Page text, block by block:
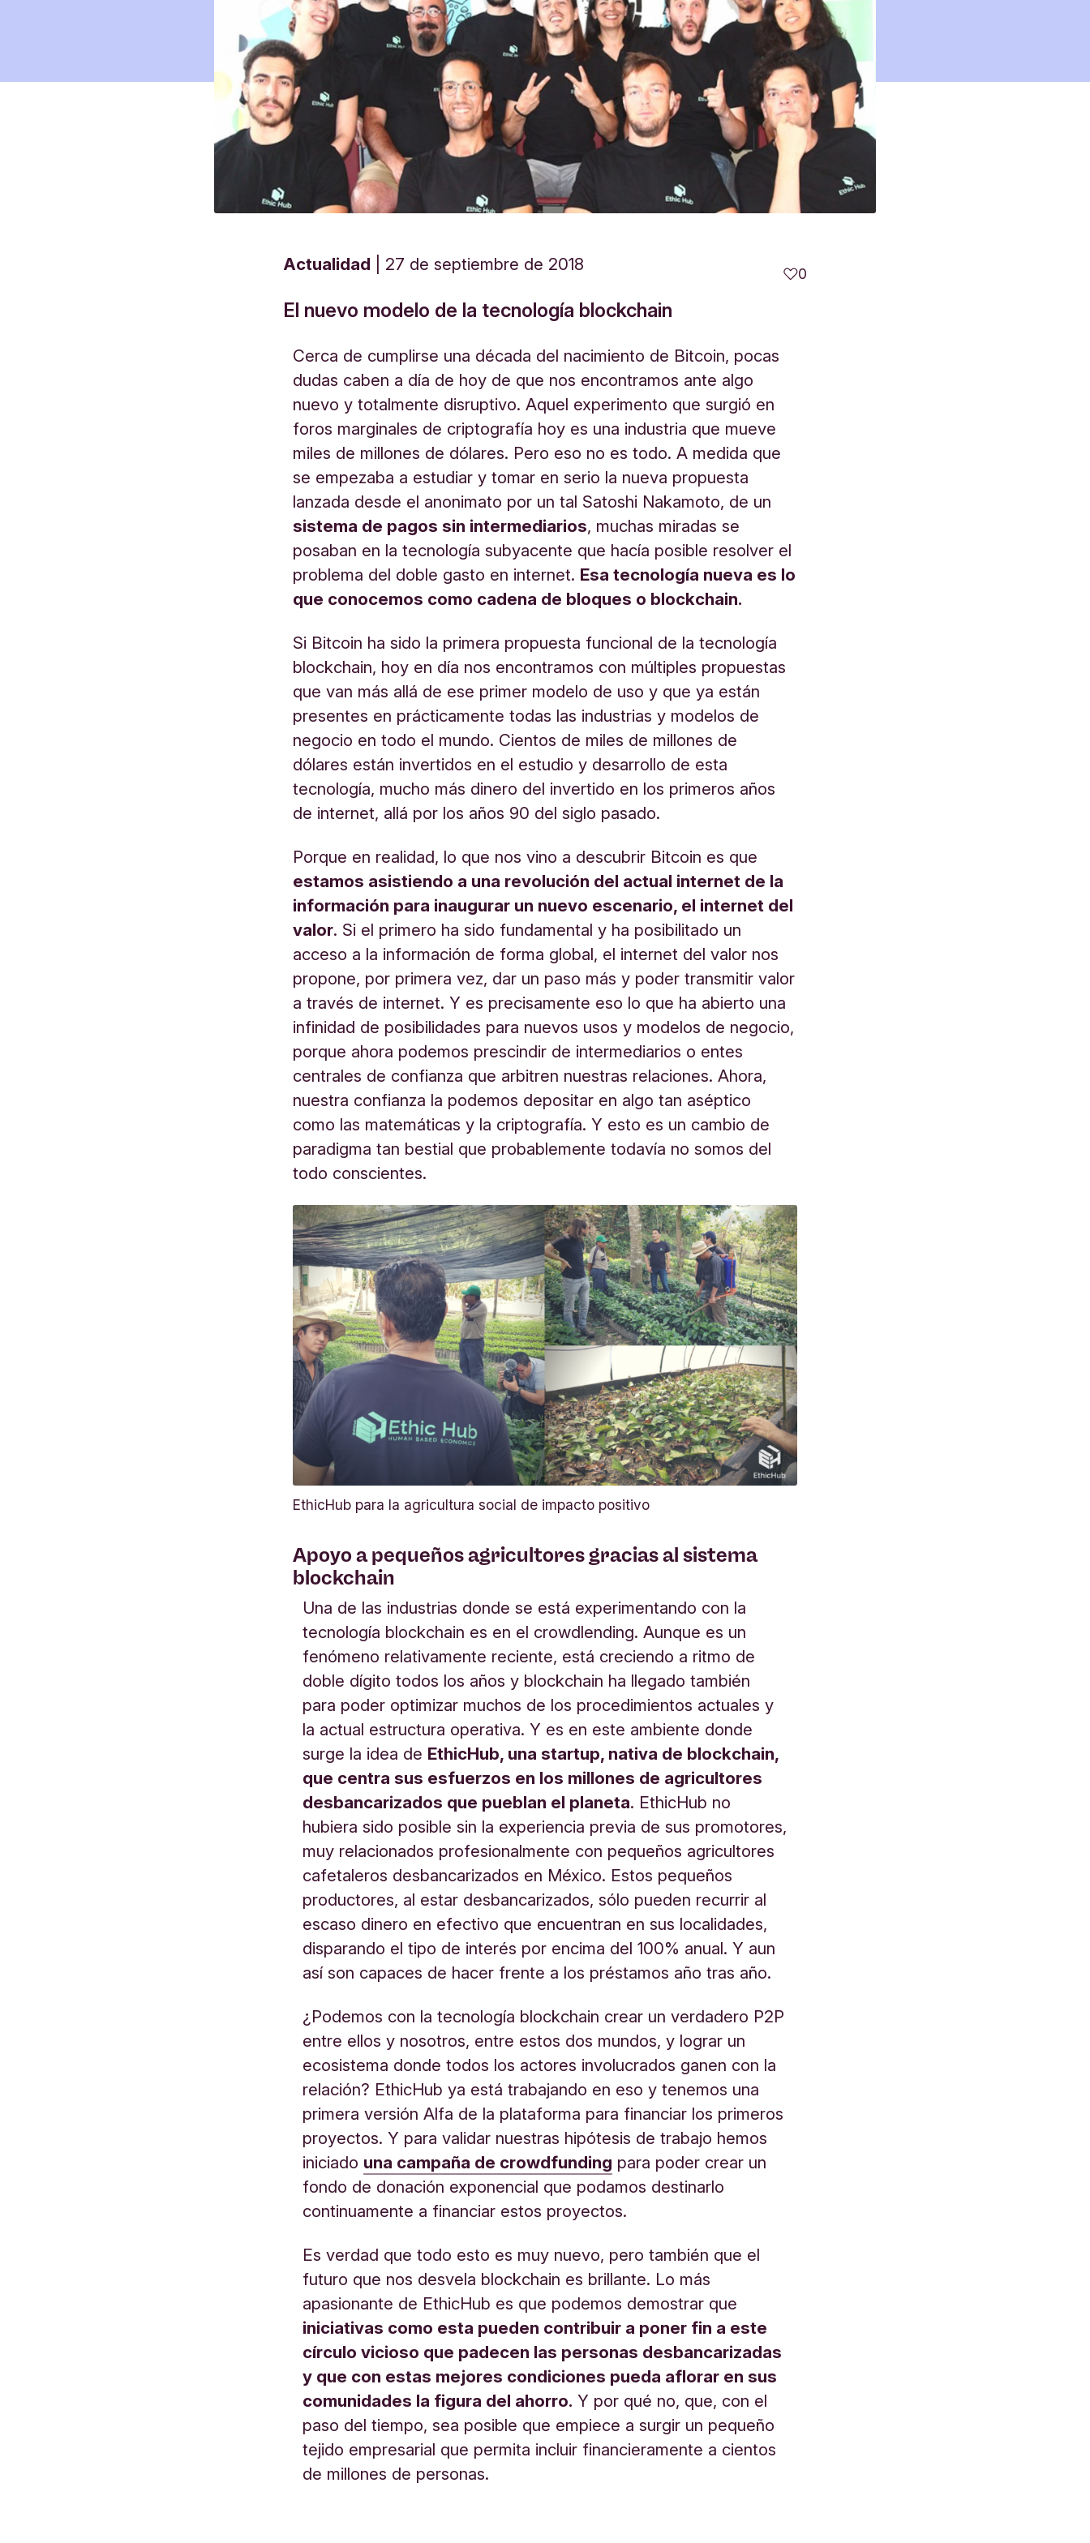
Actualidad 27 de septiembre de 2018 0
El nuevo modelo de la tecnología blockchain
Cerca de cumplirse una década del nacimiento de Bitcoin, pocas
dudas caben a día de hoy de que nos encontramos ante algo
nuevo y totalmente disruptivo. Aquel experimento que surgió en
foros marginales de criptografía hoy es una industria que mueve
miles de millones de dólares. Pero eso no es todo. A medida que
se empezaba a estudiar y tomar en serio la nueva propuesta
lanzada desde el anonimato por un tal Satoshi Nakamoto, de un
sistema de pagos sin intermediarios, muchas miradas se
posaban en la tecnología subyacente que hacía posible resolver el
problema del doble gasto en internet. Esa tecnología nueva es lo
que conocemos como cadena de bloques o blockchain.
Si Bitcoin ha sido la primera propuesta funcional de la tecnología
blockchain, hoy en día nos encontramos con múltiples propuestas
que van más allá de ese primer modelo de uso y que ya están
presentes en prácticamente todas las industrias y modelos de
negocio en todo el mundo. Cientos de miles de millones de
dólares están invertidos en el estudio y desarrollo de esta
tecnología, mucho más dinero del invertido en los primeros años
de internet, allá por los años 90 del siglo pasado.
Porque en realidad, lo que nos vino a descubrir Bitcoin es que
estamos asistiendo a una revolución del actual internet de la
información para inaugurar un nuevo escenario, el internet del
valor. Si el primero ha sido fundamental y ha posibilitado un
acceso a la información de forma global, el internet del valor nos
propone, por primera vez, dar un paso más y poder transmitir valor
a través de internet. Y es precisamente eso lo que ha abierto una
infinidad de posibilidades para nuevos usos y modelos de negocio,
porque ahora podemos prescindir de intermediarios o entes
centrales de confianza que arbitren nuestras relaciones. Ahora,
nuestra confianza la podemos depositar en algo tan aséptico
como las matemáticas y la criptografía. Y esto es un cambio de
paradigma tan bestial que probablemente todavía no somos del
todo conscientes.
EthicHub para la agricultura social de impacto positivo
Apoyo a pequeños agricultores gracias al sistema
blockchain
Una de las industrias donde se está experimentando con la
tecnología blockchain es en el crowdlending. Aunque es un
fenómeno relativamente reciente, está creciendo a ritmo de
doble dígito todos los años y blockchain ha llegado también
para poder optimizar muchos de los procedimientos actuales y
la actual estructura operativa. Y es en este ambiente donde
surge la idea de EthicHub, una startup, nativa de blockchain,
que centra sus esfuerzos en los millones de agricultores
desbancarizados que pueblan el planeta. EthicHub no
hubiera sido posible sin la experiencia previa de sus promotores,
muy relacionados profesionalmente con pequeños agricultores
cafetaleros desbancarizados en México. Estos pequeños
productores, al estar desbancarizados, sólo pueden recurrir al
escaso dinero en efectivo que encuentran en sus localidades,
disparando el tipo de interés por encima del 100% anual. Y aun
así son capaces de hacer frente a los préstamos año tras año.
¿Podemos con la tecnología blockchain crear un verdadero P2P
entre ellos y nosotros, entre estos dos mundos, y lograr un
ecosistema donde todos los actores involucrados ganen con la
relación? EthicHub ya está trabajando en eso y tenemos una
primera versión Alfa de la plataforma para financiar los primeros
proyectos. Y para validar nuestras hipótesis de trabajo hemos
iniciado una campaña de crowdfunding para poder crear un
fondo de donación exponencial que podamos destinarlo
continuamente a financiar estos proyectos.
Es verdad que todo esto es muy nuevo, pero también que el
futuro que nos desvela blockchain es brillante. Lo más
apasionante de EthicHub es que podemos demostrar que
iniciativas como esta pueden contribuir a poner fin a este
círculo vicioso que padecen las personas desbancarizadas
y que con estas mejores condiciones pueda aflorar en sus
comunidades la figura del ahorro. Y por qué no, que, con el
paso del tiempo, sea posible que empiece a surgir un pequeño
tejido empresarial que permita incluir financieramente a cientos
de millones de personas.